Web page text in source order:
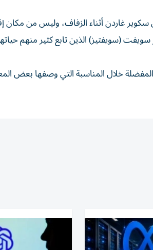
غاردن أثناء الزفاف، وليس من مكان
(سويفتيز) الذين تابع كثير منهم
خلال المناسبة التي وصفها بعض